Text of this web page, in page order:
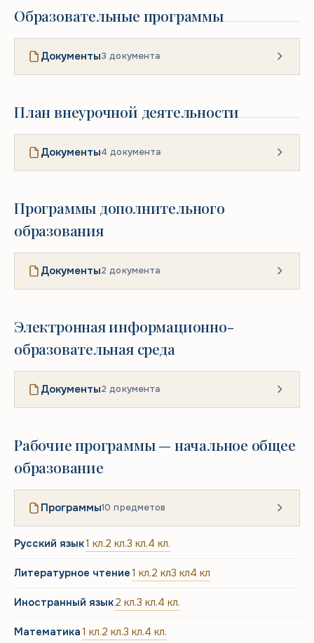
Образовательные программы
Документы3 документа
План внеурочной деятельности
Документы4 документа
Программы дополнительного
образования
Документы2 документа
Электронная информационно-
образовательная среда
Документы2 документа
Рабочие программы — начальное общее
образование
Программы10 предметов
Русский язык1 кл.2 кл.3 кл.4 кл.
Литературное чтение1 кл.2 кл3 кл4 кл
Иностранный язык2 кл.3 кл.4 кл.
Математика1 кл.2 кл.3 кл.4 кл.